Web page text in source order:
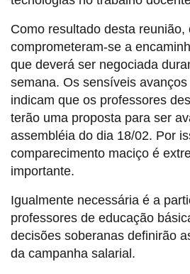
Como resultado desta reunião,
comprometeram-se a
que deverá ser negociada
semana. Os sensíveis
indicam que os professores
terão uma proposta para ser
assembléia do dia 18/02. Por
comparecimento maciço é
importante.
Igualmente necessária é a
professores de educação
decisões soberanas definirão
da campanha salarial.